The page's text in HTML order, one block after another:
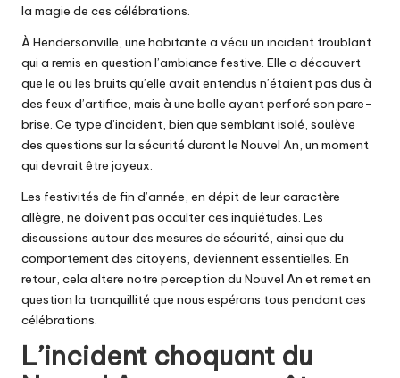
la magie de ces célébrations.
À Hendersonville, une habitante a vécu un incident troublant
qui a remis en question l’ambiance festive. Elle a découvert
que le ou les bruits qu’elle avait entendus n’étaient pas dus à
des feux d’artifice, mais à une balle ayant perforé son pare-
brise. Ce type d’incident, bien que semblant isolé, soulève
des questions sur la sécurité durant le Nouvel An, un moment
qui devrait être joyeux.
Les festivités de fin d’année, en dépit de leur caractère
allègre, ne doivent pas occulter ces inquiétudes. Les
discussions autour des mesures de sécurité, ainsi que du
comportement des citoyens, deviennent essentielles. En
retour, cela altere notre perception du Nouvel An et remet en
question la tranquillité que nous espérons tous pendant ces
célébrations.
L’incident choquant du